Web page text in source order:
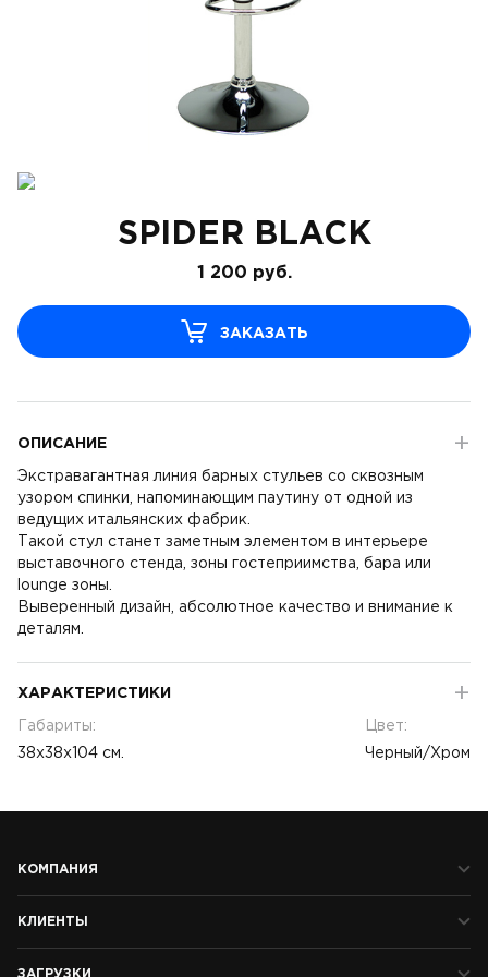
SPIDER BLACK
1 200 руб.
ЗАКАЗАТЬ
ОПИСАНИЕ
Экстравагантная линия барных стульев со сквозным
узором спинки, напоминающим паутину от одной из
ведущих итальянских фабрик.
Такой стул станет заметным элементом в интерьере
выставочного стенда, зоны гостеприимства, бара или
lounge зоны.
Выверенный дизайн, абсолютное качество и внимание к
деталям.
ХАРАКТЕРИСТИКИ
Габариты:
38x38x104 см.
Цвет:
Черный/Хром
КОМПАНИЯ
КЛИЕНТЫ
ЗАГРУЗКИ